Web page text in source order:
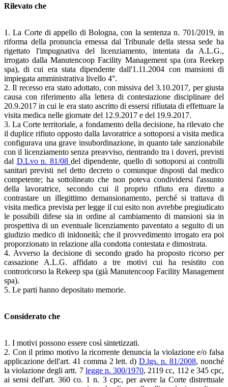
Rilevato che
1. La Corte di appello di Bologna, con la sentenza n. 701/2019, in
riforma della pronuncia emessa dal Tribunale della stessa sede ha
rigettato l'impugnativa del licenziamento, intentata da A.L.G.,
irrogato dalla Manutencoop Facility Management spa (ora Reekep
spa), di cui era stata dipendente dall'1.11.2004 con mansioni di
impiegata amministrativa livello 4°.
2. Il recesso era stato adottato, con missiva del 3.10.2017, per giusta
causa con riferimento alla lettera di contestazione disciplinare del
20.9.2017 in cui le era stato ascritto di essersi rifiutata di effettuare la
visita medica nelle giornate del 12.9.2017 e del 19.9.2017.
3. La Corte territoriale, a fondamento della decisione, ha rilevato che
il duplice rifiuto opposto dalla lavoratrice a sottoporsi a visita medica
configurava una grave insubordinazione, in quanto tale sanzionabile
con il licenziamento senza preavviso, rientrando tra i doveri, previsti
dal D.Lvo n. 81/08del dipendente, quello di sottoporsi ai controlli
sanitari previsti nel detto decreto o comunque disposti dal medico
competente; ha sottolineato che non poteva condividersi l'assunto
della lavoratrice, secondo cui il proprio rifiuto era diretto a
contrastare un illegittimo demansionamento, perché si trattava di
visita medica prevista per legge il cui esito non avrebbe pregiudicato
le possibili difese sia in ordine al cambiamento di mansioni sia in
prospettiva di un eventuale licenziamento paventato a seguito di un
giudizio medico di inidoneità; che il provvedimento irrogato era poi
proporzionato in relazione alla condotta contestata e dimostrata.
4. Avverso la decisione di secondo grado ha proposto ricorso per
cassazione A.L.G. affidato a tre motivi cui ha resistito con
controricorso la Rekeep spa (già Manutencoop Facility Management
spa).
5. Le parti hanno depositato memorie.
Considerato che
1. I motivi possono essere così sintetizzati.
2. Con il primo motivo la ricorrente denuncia la violazione e/o falsa
applicazione dell'art. 41 comma 2 lett. d)D.lgs. n. 81/2008, nonché
la violazione degli artt. 7 legge n. 300/1970, 2119 cc, 112 e 345 cpc,
ai sensi dell'art. 360 co. 1 n. 3 cpc, per avere la Corte distrettuale